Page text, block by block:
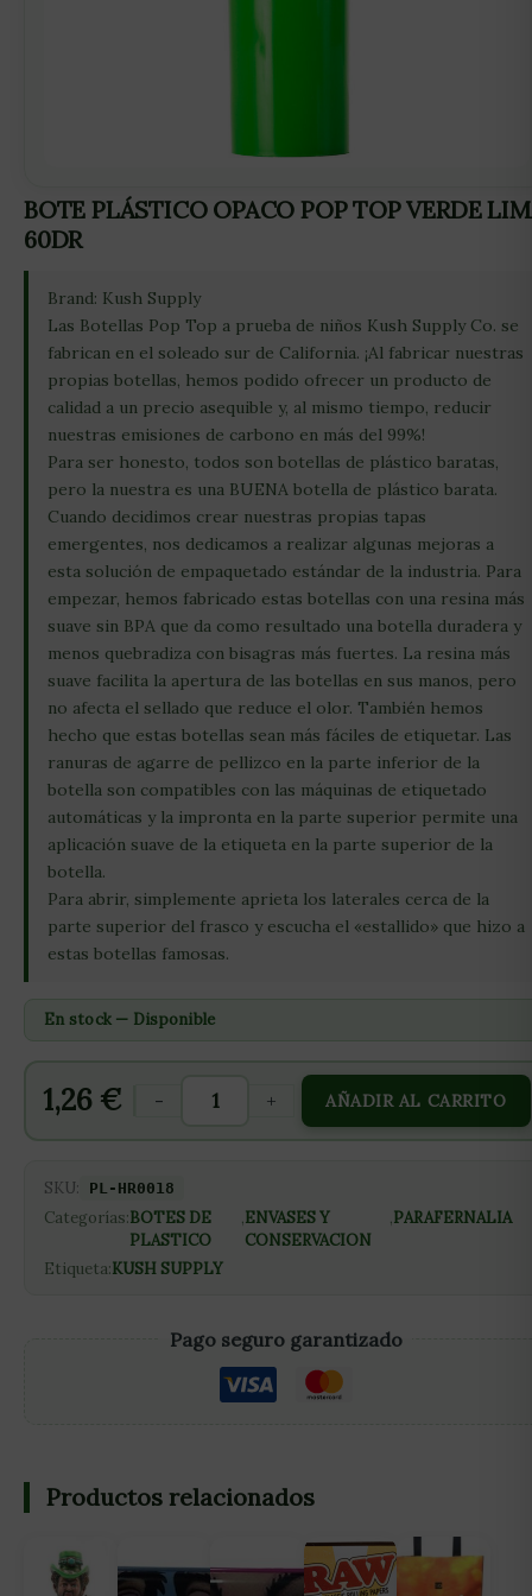
BOTE PLÁSTICO OPACO POP TOP VERDE
60DR
Brand: Kush Supply
Las Botellas Pop Top a prueba de niños Kush Supply Co. se
fabrican en el soleado sur de California. ¡Al fabricar nuestras
propias botellas, hemos podido ofrecer un producto de
calidad a un precio asequible y, al mismo tiempo, reducir
nuestras emisiones de carbono en más del 99%!
Para ser honesto, todos son botellas de plástico baratas,
pero la nuestra es una BUENA botella de plástico barata.
Cuando decidimos crear nuestras propias tapas
emergentes, nos dedicamos a realizar algunas mejoras a
esta solución de empaquetado estándar de la industria. Para
empezar, hemos fabricado estas botellas con una resina más
suave sin BPA que da como resultado una botella duradera y
menos quebradiza con bisagras más fuertes. La resina más
suave facilita la apertura de las botellas en sus manos, pero
no afecta el sellado que reduce el olor. También hemos
hecho que estas botellas sean más fáciles de etiquetar. Las
ranuras de agarre de pellizco en la parte inferior de la
botella son compatibles con las máquinas de etiquetado
automáticas y la impronta en la parte superior permite una
aplicación suave de la etiqueta en la parte superior de la
botella.
Para abrir, simplemente aprieta los laterales cerca de la
parte superior del frasco y escucha el «estallido» que hizo a
estas botellas famosas.
En stock — Disponible
1,26 € - + AÑADIR AL CARRITO
SKU: PL-HR0018
Categorías:BOTES DE
PLASTICO
,ENVASES Y
CONSERVACION
,PARAFERNALIA
Etiqueta:KUSH SUPPLY
Pago seguro garantizado
Productos relacionados